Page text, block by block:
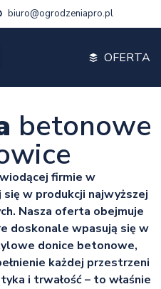
biuro@ogrodzeniapro.pl
OFERTA
betonowe
firmie w
w produkcji najwyższej
Nasza oferta obejmuje
doskonale wpasują się w
donice betonowe,
każdej przestrzeni
i trwałość – to właśnie